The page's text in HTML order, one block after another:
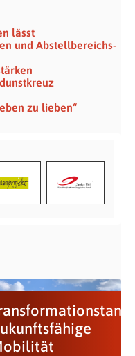
lässt
und Abstellbereichs-
zu lieben“